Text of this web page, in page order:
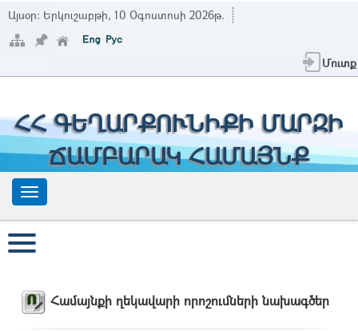
Այսօր: Երկուշաբթի, 10 Օգոստոսի 2026թ.
Մուտք
ՀՀ ԳԵՂԱՐՔՈՒՆԻՔԻ ՄԱՐԶԻ
ՃԱՄԲԱՐԱԿ ՀԱՄԱՅՆՔ
Համայնքի ղեկավարի որոշումների նախագծեր